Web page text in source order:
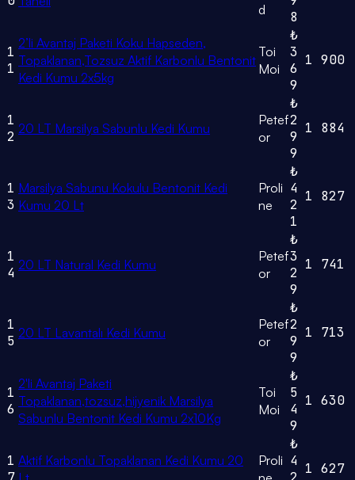
d
8
1
1
2’li Avantaj Paketi Koku Hapseden,
Topaklanan,Tozsuz Aktif Karbonlu Bentonit
Kedi Kumu 2x5kg
Toi
Moi
₺
3
6
9
1 900
1
2 20 LT Marsilya Sabunlu Kedi Kumu
Petef
or
₺
2
9
9
1 884
1
3
Marsilya Sabunu Kokulu Bentonit Kedi
Kumu 20 Lt
Proli
ne
₺
4
2
1
1 827
1
4 20 LT Natural Kedi Kumu
Petef
or
₺
3
2
9
1 741
1
5 20 LT Lavantalı Kedi Kumu
Petef
or
₺
2
9
9
1 713
1
6
2'li Avantaj Paketi
Topaklanan,tozsuz,hijyenik Marsilya
Sabunlu Bentonit Kedi Kumu 2x10Kg
Toi
Moi
₺
5
4
9
1 630
1 Aktif Karbonlu Topaklanan Kedi Kumu 20
Proli
₺
4 1 627